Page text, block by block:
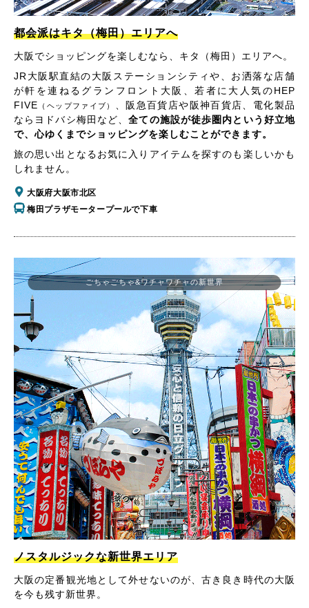
都会派はキタ（梅田）エリアへ
大阪でショッピングを楽しむなら、キタ（梅田）エリアへ。
JR大阪駅直結の大阪ステーションシティや、お洒落な店舗
が軒を連ねるグランフロント大阪、若者に大人気のHEP
FIVE （ヘップファイブ）
、阪急百貨店や阪神百貨店、電化製品
ならヨドバシ梅田など、全ての施設が徒歩圏内という好立地
で、心ゆくまでショッピングを楽しむことができます。
旅の思い出となるお気に入りアイテムを探すのも楽しいかも
しれません。
大阪府大阪市北区
梅田プラザモータープールで下車
ごちゃごちゃ&ワチャワチャの新世界
ノスタルジックな新世界エリア
大阪の定番観光地として外せないのが、古き良き時代の大阪
を今も残す新世界。